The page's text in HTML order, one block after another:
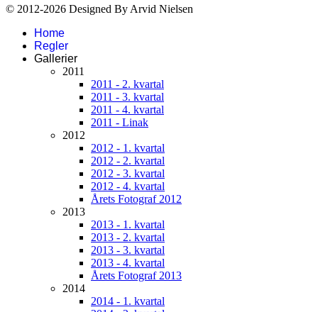
© 2012-2026 Designed By Arvid Nielsen
Home
Regler
Gallerier
2011
2011 - 2. kvartal
2011 - 3. kvartal
2011 - 4. kvartal
2011 - Linak
2012
2012 - 1. kvartal
2012 - 2. kvartal
2012 - 3. kvartal
2012 - 4. kvartal
Årets Fotograf 2012
2013
2013 - 1. kvartal
2013 - 2. kvartal
2013 - 3. kvartal
2013 - 4. kvartal
Årets Fotograf 2013
2014
2014 - 1. kvartal